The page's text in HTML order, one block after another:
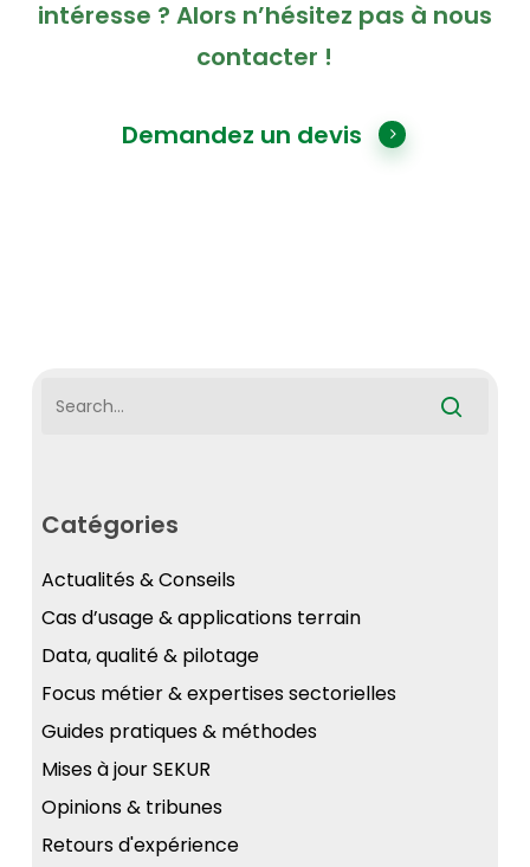
intéresse ? Alors n’hésitez pas à nous
contacter !
Demandez un devis
Catégories
Actualités & Conseils
Cas d’usage & applications terrain
Data, qualité & pilotage
Focus métier & expertises sectorielles
Guides pratiques & méthodes
Mises à jour SEKUR
Opinions & tribunes
Retours d'expérience